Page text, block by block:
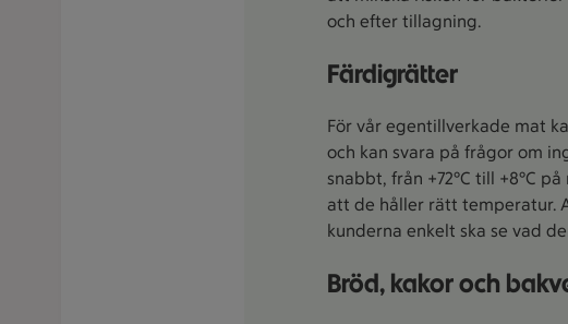
och efter tillagning.
Färdigrätter
För vår egentillverkade mat
och kan svara på frågor om
snabbt, från +72°C till +8°C
att de håller rätt temperatur.
kunderna enkelt ska se vad
Bröd, kakor och